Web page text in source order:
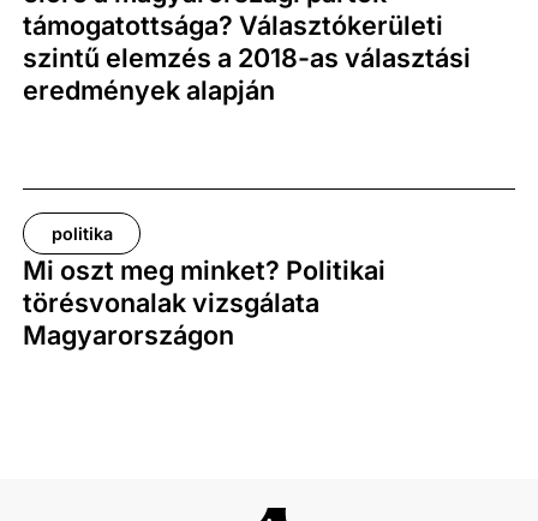
támogatottsága? Választókerületi
szintű elemzés a 2018-as választási
eredmények alapján
politika
Mi oszt meg minket? Politikai
törésvonalak vizsgálata
Magyarországon